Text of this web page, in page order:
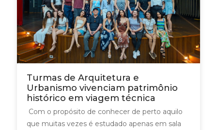
Turmas de Arquitetura e
Urbanismo vivenciam patrimônio
histórico em viagem técnica
Com o propósito de conhecer de perto aquilo
que muitas vezes é estudado apenas em sala